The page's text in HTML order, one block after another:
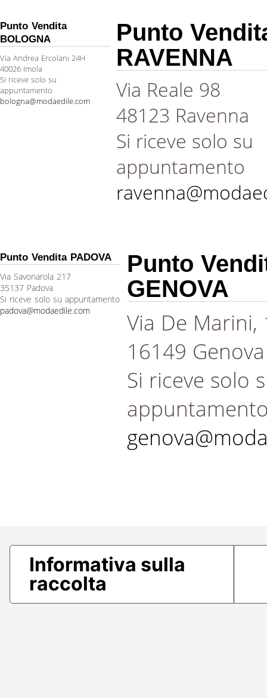
Punto Vendita
BOLOGNA
Via Andrea Ercolani 24H
40026 Imola
Si riceve solo su
appuntamento
bologna@modaedile.com
Punto
RAVENNA
Via Reale 98
48123 Ravenna
Si riceve solo su
appuntamento
Punto Vendita PADOVA
Via Savonarola 217
35137 Padova
Si riceve solo su appuntamento
padova@modaedile.com
Punto
GENOVA
Via De Marini,
16149 Genova
Si riceve solo
Informativa sulla
raccolta